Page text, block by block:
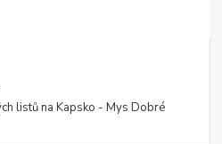
listů na Kapsko - Mys Dobré